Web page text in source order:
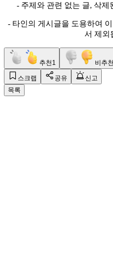
- 주제와 관련 없는 글, 삭
- 타인의 게시글을 도용하여
서 제외
추천 1 비추천
스크랩 공유
신고
목록